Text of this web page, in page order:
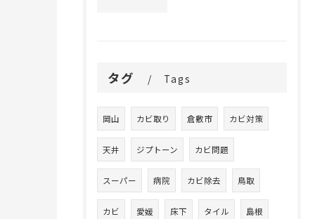
タグ Tags
岡山 カビ取り 倉敷市 カビ対策
天井 ジプトーン カビ問題
スーパー 病院 カビ除去 鳥取
カビ 愛媛 床下 タイル 島根